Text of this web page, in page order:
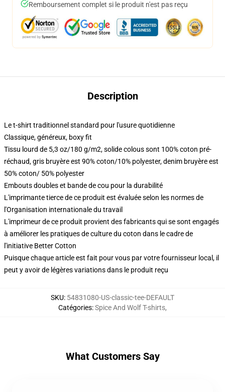
Remboursement complet si le produit n'est pas reçu
Description
Le t-shirt traditionnel standard pour l'usure quotidienne
Classique, généreux, boxy fit
Tissu lourd de 5,3 oz/180 g/m2, solide colous sont 100% coton pré-
réchaud, gris bruyère est 90% coton/10% polyester, denim bruyère est
50% coton/ 50% polyester
Embouts doubles et bande de cou pour la durabilité
L'imprimante tierce de ce produit est évaluée selon les normes de
l'Organisation internationale du travail
L'imprimeur de ce produit provient des fabricants qui se sont engagés
à améliorer les pratiques de culture du coton dans le cadre de
l'initiative Better Cotton
Puisque chaque article est fait pour vous par votre fournisseur local, il
peut y avoir de légères variations dans le produit reçu
SKU: 54831080-US-classic-tee-DEFAULT
Catégories:Spice And Wolf T-shirts,
What Customers Say